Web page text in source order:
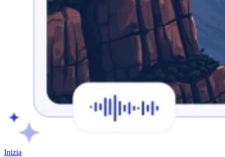
Inizia